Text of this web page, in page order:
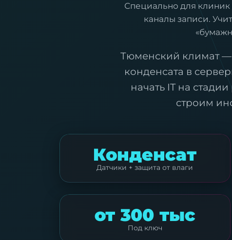
Специально для
каналы записи.
Тюменский климат —
конденсата в
начать IT на
строим
Конденсат
Датчики + защита от влаги
от 300 тыс
Под ключ